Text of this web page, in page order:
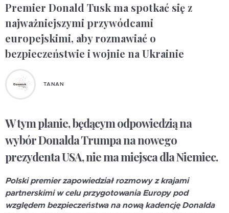
Premier Donald Tusk ma spotkać się z
najważniejszymi przywódcami
europejskimi, aby rozmawiać o
bezpieczeństwie i wojnie na Ukrainie
TANAN
W tym planie, będącym odpowiedzią na
wybór Donalda Trumpa na nowego
prezydenta USA, nie ma miejsca dla Niemiec.
Polski premier zapowiedział rozmowy z krajami
partnerskimi w celu przygotowania Europy pod
względem bezpieczeństwa na nową kadencję Donalda